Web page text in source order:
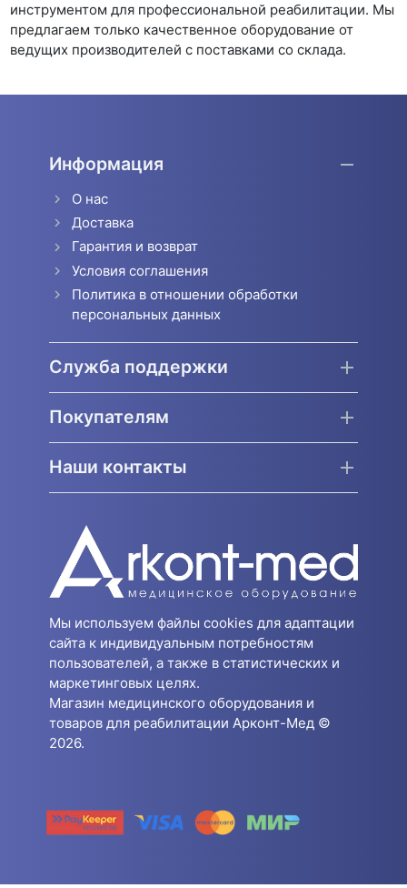
инструментом для профессиональной реабилитации. Мы
предлагаем только качественное оборудование от
ведущих производителей с поставками со склада.
Информация
О нас
Доставка
Гарантия и возврат
Условия соглашения
Политика в отношении обработки
персональных данных
Служба поддержки
Покупателям
Наши контакты
Мы используем файлы cookies для адаптации
сайта к индивидуальным потребностям
пользователей, а также в статистических и
маркетинговых целях.
Магазин медицинского оборудования и
товаров для реабилитации Арконт-Мед ©
2026.